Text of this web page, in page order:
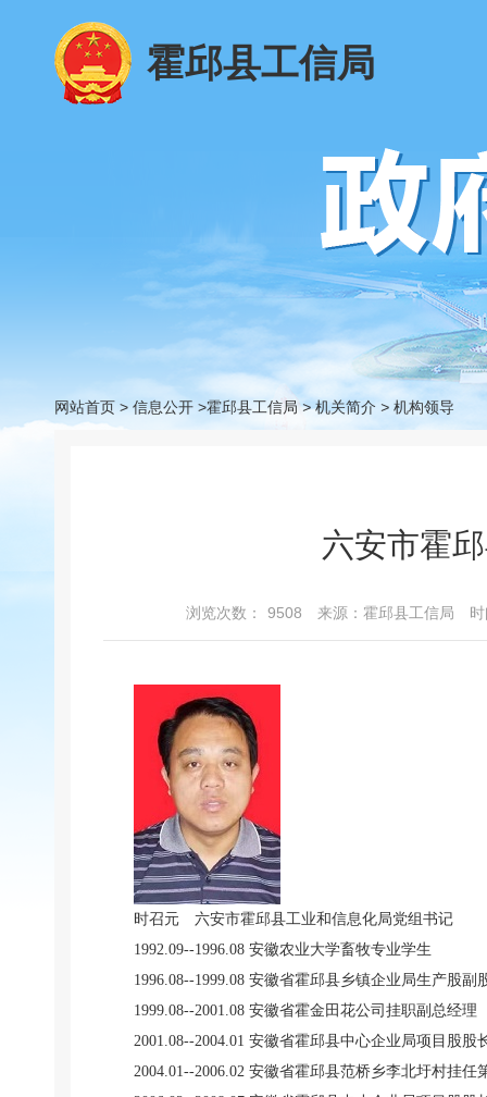
霍邱县工信局
网站首页 > 信息公开 >霍邱县工信局> 机关简介 > 机构领导
六安市霍
浏览次数： 9508 来源：霍邱县工信局
时召元 六安市霍邱县工业和信息化局党组书记
1992.09--1996.08 安徽农业大学畜牧专业学生
1996.08--1999.08 安徽省霍邱县乡镇企业局生产股副
1999.08--2001.08 安徽省霍金田花公司挂职副总经理
2001.08--2004.01 安徽省霍邱县中心企业局项目股股
2004.01--2006.02 安徽省霍邱县范桥乡李北圩村挂任